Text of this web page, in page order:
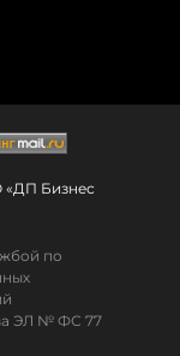
«ДП Бизнес
по
ЭЛ № ФС 77